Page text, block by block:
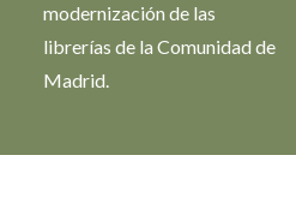
modernización de las
librerías de la Comunidad de
Madrid.